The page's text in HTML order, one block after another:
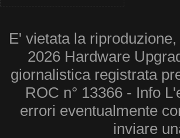
E' vietata la
2026 Hardware
giornalistica registrata
ROC n° 13366 - Info
errori eventualmente
inviare